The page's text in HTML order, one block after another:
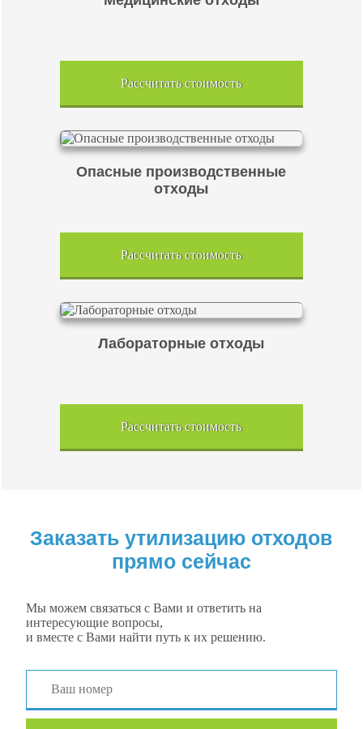
Рассчитать стоимость
Опасные производственные
отходы
Рассчитать стоимость
Лабораторные отходы
Рассчитать стоимость
Заказать утилизацию отходов
прямо сейчас
Мы можем связаться с Вами и ответить на
интересующие вопросы,
и вместе с Вами найти путь к их решению.